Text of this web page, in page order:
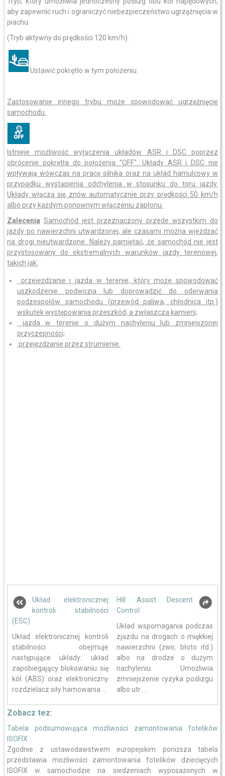
aby zapewnić ruch i ograniczyć niebezpieczeństwo ugrzęźnięcia w
piachu.
(Tryb aktywny do prędkości 120 km/h).
Ustawić pokrętło w tym położeniu.
Zastosowanie innego trybu może spowodować ugrzęźnięcie
samochodu.
Istnieje możliwość wyłączenia układów ASR i DSC poprzez
obrócenie pokrętła do położenia "OFF". Układy ASR i DSC nie
wpływają wówczas na pracę silnika oraz na układ hamulcowy w
przypadku wystąpienia odchylenia w stosunku do toru jazdy.
Układy włączą się znów automatycznie przy prędkości 50 km/h
albo przy każdym ponownym włączeniu zapłonu.
Zalecenia Samochód jest przeznaczony przede wszystkim do
jazdy po nawierzchni utwardzonej, ale czasami można wjeżdżać
na drogi nieutwardzone. Należy pamiętać, że samochód nie jest
przystosowany do ekstremalnych warunków jazdy terenowej,
takich jak:
przejeżdżanie i jazda w terenie, który może spowodować
uszkodzenie podwozia lub doprowadzić do oderwania
podzespołów samochodu (przewód paliwa, chłodnica itp.)
wskutek występowania przeszkód, a zwłaszcza kamieni;
jazda w terenie o dużym nachyleniu lub zmniejszonej
przyczepności;
przejeżdżanie przez strumienie.
Układ elektronicznej
kontroli stabilności
(ESC)
Układ elektronicznej kontroli
stabilności obejmuje
następujące układy: układ
zapobiegający blokowaniu się
kół (ABS) oraz elektroniczny
rozdzielacz siły hamowania ...
Hill Assist Descent
Control
Układ wspomagania podczas
zjazdu na drogach o miękkiej
nawierzchni (żwir, błoto itd.)
albo na drodze o dużym
nachyleniu. Umożliwia
zmniejszenie ryzyka poślizgu
albo utr ...
Zobacz tez:
Tabela podsumowująca możliwości zamontowania fotelików
ISOFIX
Zgodnie z ustawodawstwem europejskim poniższa tabela
przedstawia możliwości zamontowania fotelików dziecięcych
ISOFIX w samochodzie na siedzeniach wyposażonych w